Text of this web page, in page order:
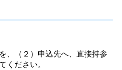
、（２）申込先へ、直接持参
ください。